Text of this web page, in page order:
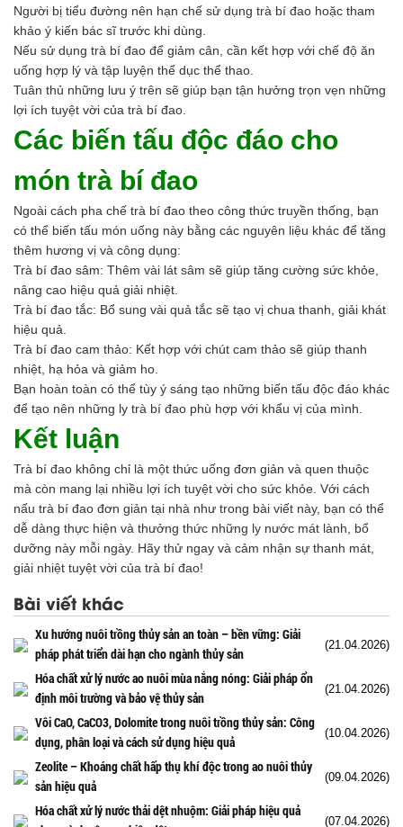
Người bị tiểu đường nên hạn chế sử dụng trà bí đao hoặc tham
khảo ý kiến bác sĩ trước khi dùng.
Nếu sử dụng trà bí đao để giảm cân, cần kết hợp với chế độ ăn
uống hợp lý và tập luyện thể dục thể thao.
Tuân thủ những lưu ý trên sẽ giúp bạn tận hưởng trọn vẹn những
lợi ích tuyệt vời của trà bí đao.
Các biến tấu độc đáo cho
món trà bí đao
Ngoài cách pha chế trà bí đao theo công thức truyền thống, bạn
có thể biến tấu món uống này bằng các nguyên liệu khác để tăng
thêm hương vị và công dụng:
Trà bí đao sâm: Thêm vài lát sâm sẽ giúp tăng cường sức khỏe,
nâng cao hiệu quả giải nhiệt.
Trà bí đao tắc: Bổ sung vài quả tắc sẽ tạo vị chua thanh, giải khát
hiệu quả.
Trà bí đao cam thảo: Kết hợp với chút cam thảo sẽ giúp thanh
nhiệt, hạ hỏa và giảm ho.
Bạn hoàn toàn có thể tùy ý sáng tạo những biến tấu độc đáo khác
để tạo nên những ly trà bí đao phù hợp với khẩu vị của mình.
Kết luận
Trà bí đao không chỉ là một thức uống đơn giản và quen thuộc
mà còn mang lại nhiều lợi ích tuyệt vời cho sức khỏe. Với cách
nấu trà bí đao đơn giản tại nhà như trong bài viết này, bạn có thể
dễ dàng thực hiện và thưởng thức những ly nước mát lành, bổ
dưỡng này mỗi ngày. Hãy thử ngay và cảm nhận sự thanh mát,
giải nhiệt tuyệt vời của trà bí đao!
Bài viết khác
Xu hướng nuôi trồng thủy sản an toàn – bền vững: Giải
pháp phát triển dài hạn cho ngành thủy sản
(21.04.2026)
Hóa chất xử lý nước ao nuôi mùa nắng nóng: Giải pháp ổn
định môi trường và bảo vệ thủy sản
(21.04.2026)
Vôi CaO, CaCO3, Dolomite trong nuôi trồng thủy sản: Công
dụng, phân loại và cách sử dụng hiệu quả
(10.04.2026)
Zeolite – Khoáng chất hấp thụ khí độc trong ao nuôi thủy
sản hiệu quả
(09.04.2026)
Hóa chất xử lý nước thải dệt nhuộm: Giải pháp hiệu quả
(07.04.2026)